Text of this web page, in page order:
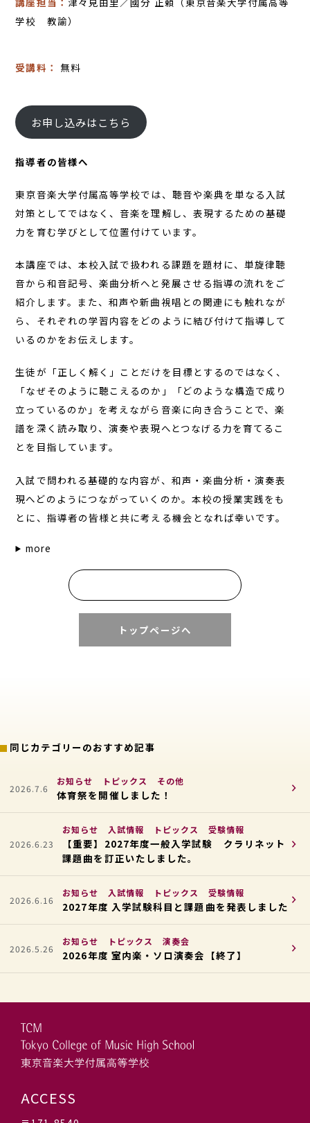
学校 教諭）
受講料： 無料
お申し込みはこちら
指導者の皆様へ
東京音楽大学付属高等学校では、聴音や楽典を単なる入試
対策としてではなく、音楽を理解し、表現するための基礎
力を育む学びとして位置付けています。
本講座では、本校入試で扱われる課題を題材に、単旋律聴
音から和音記号、楽曲分析へと発展させる指導の流れをご
紹介します。また、和声や新曲視唱との関連にも触れなが
ら、それぞれの学習内容をどのように結び付けて指導して
いるのかをお伝えします。
生徒が「正しく解く」ことだけを目標とするのではなく、
「なぜそのように聴こえるのか」「どのような構造で成り
立っているのか」を考えながら音楽に向き合うことで、楽
譜を深く読み取り、演奏や表現へとつなげる力を育てるこ
とを目指しています。
入試で問われる基礎的な内容が、和声・楽曲分析・演奏表
現へどのようにつながっていくのか。本校の授業実践をも
とに、指導者の皆様と共に考える機会となれば幸いです。
more
トップページへ
同じカテゴリーのおすすめ記事
2026.7.6
お知らせ トピックス その他
体育祭を開催しました！
2026.6.23
お知らせ 入試情報 トピックス 受験情報
【重要】2027年度一般入学試験 クラリネット
課題曲を訂正いたしました。
2026.6.16
お知らせ 入試情報 トピックス 受験情報
2027年度 入学試験科目と課題曲を発表しました
2026.5.26
お知らせ トピックス 演奏会
2026年度 室内楽・ソロ演奏会【終了】
ACCESS